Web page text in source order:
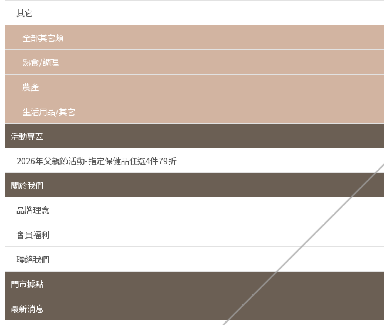
其它
全部其它類
熟食/調理
農產
生活用品/其它
活動專區
2026年父親節活動-指定保健品任選4件79折
關於我們
品牌理念
會員福利
聯絡我們
門市據點
最新消息